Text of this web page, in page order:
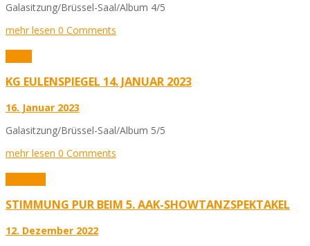
Galasitzung/Brüssel-Saal/Album 4/5
mehr lesen 0 Comments
KG EULENSPIEGEL 14. JANUAR 2023
16. Januar 2023
Galasitzung/Brüssel-Saal/Album 5/5
mehr lesen 0 Comments
STIMMUNG PUR BEIM 5. AAK-SHOWTANZSPEKTAKEL
12. Dezember 2022